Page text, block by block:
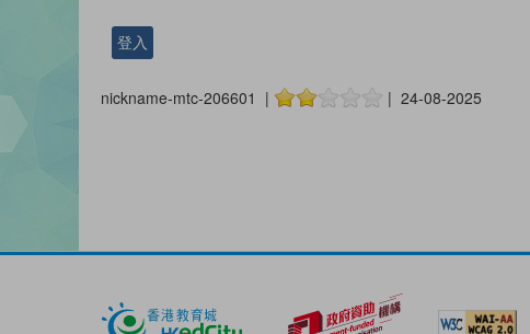
登入
nickname-mtc-206601 | | 24-08-2025